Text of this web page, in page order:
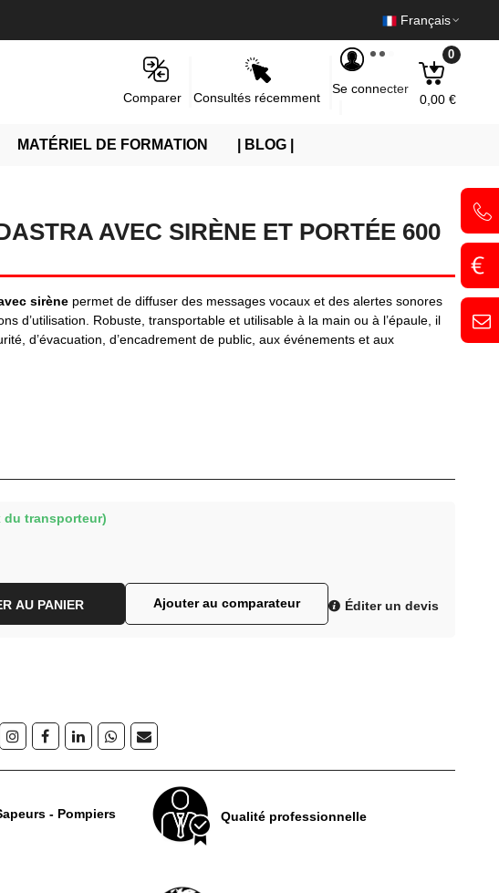
Français
Consultés récemment
Se connecter
0
0,00 €
Comparer
MATÉRIEL DE FORMATION | BLOG |
AVEC SIRÈNE ET PORTÉE 600
sirènepermet de diffuser des messages vocaux et des alertes sonores
d’utilisation. Robuste, transportable et utilisable à la main ou à l’épaule, il
d’évacuation, d’encadrement de public, aux événements et aux
du transporteur)
AU PANIER Ajouter au comparateur Éditer un devis
- Pompiers Qualité professionnelle